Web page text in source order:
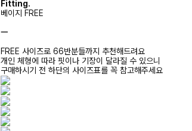
Fitting.
베이지 FREE
ㅡ
FREE 사이즈로 66반분들까지 추천해드려요
개인 체형에 따라 핏이나 기장이 달라질 수 있으니
구매하시기 전 하단의 사이즈표를 꼭 참고해주세요